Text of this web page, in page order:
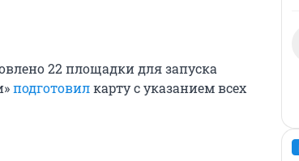
22 площадки для запуска
подготовилкарту с указанием всех